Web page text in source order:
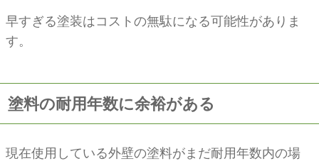
早すぎる塗装はコストの無駄になる可能性がありま
す。
塗料の耐用年数に余裕がある
現在使用している外壁の塗料がまだ耐用年数内の場